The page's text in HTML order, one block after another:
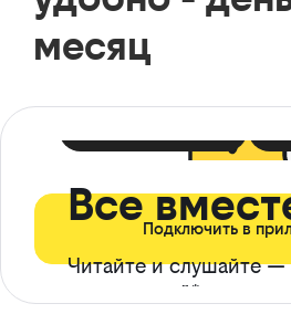
месяц
Все
Читайте и слушайте —
ограничений*
Подключить в